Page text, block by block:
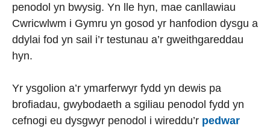
penodol yn bwysig. Yn lle hyn, mae canllawiau
Cwricwlwm i Gymru yn gosod yr hanfodion dysgu a
ddylai fod yn sail i’r testunau a’r gweithgareddau
hyn.
Yr ysgolion a’r ymarferwyr fydd yn dewis pa
brofiadau, gwybodaeth a sgiliau penodol fydd yn
cefnogi eu dysgwyr penodol i wireddu’r pedwar